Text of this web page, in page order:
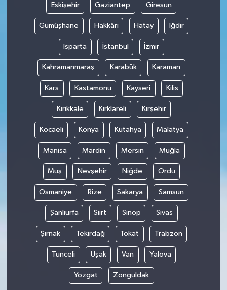
Eskişehir Gaziantep Giresun
Gümüşhane Hakkâri Hatay Iğdır
Isparta İstanbul İzmir
Kahramanmaraş Karabük Karaman
Kars Kastamonu Kayseri Kilis
Kırıkkale Kırklareli Kırşehir
Kocaeli Konya Kütahya Malatya
Manisa Mardin Mersin Muğla
Muş Nevşehir Niğde Ordu
Osmaniye Rize Sakarya Samsun
Şanlıurfa Siirt Sinop Sivas
Şırnak Tekirdağ Tokat Trabzon
Tunceli Uşak Van Yalova
Yozgat Zonguldak